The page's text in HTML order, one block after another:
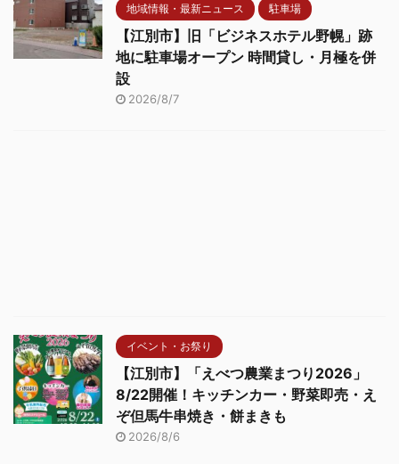
地域情報・最新ニュース 駐車場
【江別市】旧「ビジネスホテル野幌」跡
地に駐車場オープン 時間貸し・月極を併
設
2026/8/7
イベント・お祭り
【江別市】「えべつ農業まつり2026」
8/22開催！キッチンカー・野菜即売・え
ぞ但馬牛串焼き・餅まきも
2026/8/6